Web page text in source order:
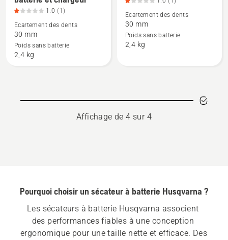
de
détails
sur
Aspire™ PS30X-
P4A +
1.0 (1)
Ecartement des dents
30 mm
Poids sans batterie
2,4 kg
de
détails
sur
Aspire™ PS30X-
du
produit
Ecartement des dents
30 mm
Poids sans batterie
2,4 kg
Affichage de 4 sur 4
Pourquoi choisir un sécateur à batterie Husqvarna ?
Les sécateurs à batterie Husqvarna associent
des performances fiables à une conception
ergonomique pour une taille nette et efficace. Des